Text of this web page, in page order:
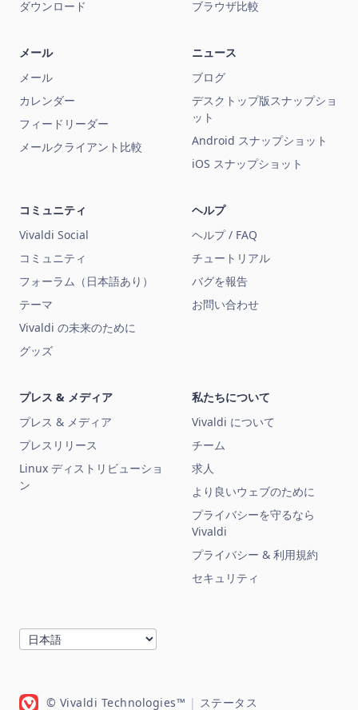
ダウンロード
ブラウザ比較
メール
メール
カレンダー
フィードリーダー
メールクライアント比較
ニュース
ブログ
デスクトップ版スナップショ
ット
Android スナップショット
iOS スナップショット
コミュニティ
Vivaldi Social
コミュニティ
フォーラム（日本語あり）
テーマ
Vivaldi の未来のために
グッズ
ヘルプ
ヘルプ / FAQ
チュートリアル
バグを報告
お問い合わせ
プレス & メディア
プレス & メディア
プレスリリース
Linux ディストリビューショ
ン
私たちについて
Vivaldi について
チーム
求人
より良いウェブのために
プライバシーを守るなら
Vivaldi
プライバシー & 利用規約
セキュリティ
© Vivaldi Technologies™ | ステータス